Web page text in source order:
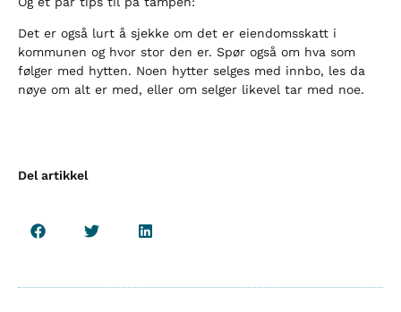
Det er også lurt å sjekke om det er eiendomsskatt i
kommunen og hvor stor den er. Spør også om hva som
følger med hytten. Noen hytter selges med innbo, les da
nøye om alt er med, eller om selger likevel tar med noe.
Del artikkel